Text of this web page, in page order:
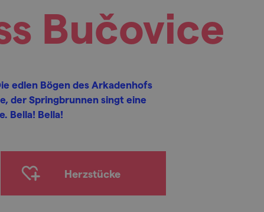
Bučovice
edlen Bögen des Arkadenhofs
der Springbrunnen singt eine
Bella! Bella!
Herzstücke